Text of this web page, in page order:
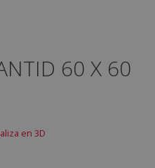
60 X 60
en 3D